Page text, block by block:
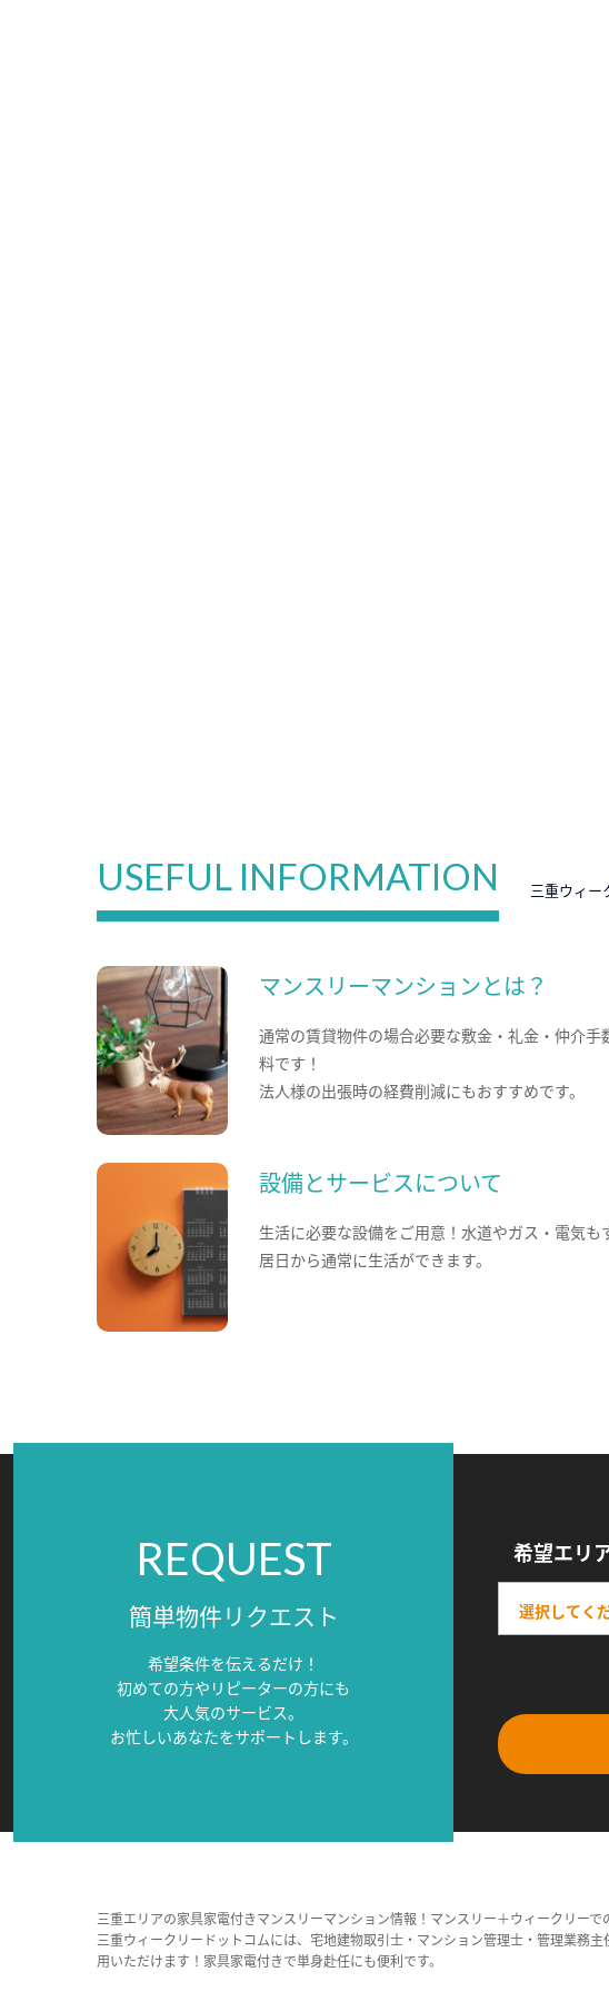
USEFUL INFORMATION 三重ウィー
マンスリーマンションとは？
通常の賃貸物件の場合必要な敷金・礼金・仲介手
料です！
法人様の出張時の経費削減にもおすすめです。
設備とサービスについて
生活に必要な設備をご用意！水道やガス・電気も
居日から通常に生活ができます。
REQUEST
簡単物件リクエスト
希望条件を伝えるだけ！
初めての方やリピーターの方にも
大人気のサービス。
お忙しいあなたをサポートします。
希望エリ
三重エリアの家具家電付きマンスリーマンション情報！マンスリー＋ウィークリー
三重ウィークリードットコムには、宅地建物取引士・マンション管理士・管理業務
用いただけます！家具家電付きで単身赴任にも便利です。